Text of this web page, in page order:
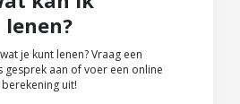
lenen?
je kunt lenen? Vraag een
gesprek aan of voer een online
berekening uit!